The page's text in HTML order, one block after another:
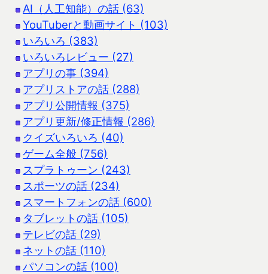
AI（人工知能）の話 (63)
YouTuberと動画サイト (103)
いろいろ (383)
いろいろレビュー (27)
アプリの事 (394)
アプリストアの話 (288)
アプリ公開情報 (375)
アプリ更新/修正情報 (286)
クイズいろいろ (40)
ゲーム全般 (756)
スプラトゥーン (243)
スポーツの話 (234)
スマートフォンの話 (600)
タブレットの話 (105)
テレビの話 (29)
ネットの話 (110)
パソコンの話 (100)